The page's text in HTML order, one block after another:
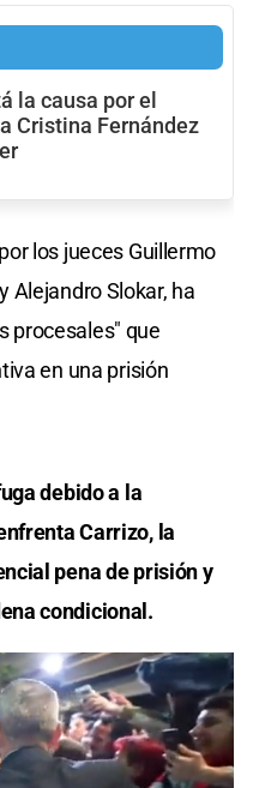
la causa por el
Cristina Fernández
los jueces Guillermo
Alejandro Slokar, ha
procesales" que
en una prisión
debido a la
Carrizo, la
pena de prisión y
condicional.